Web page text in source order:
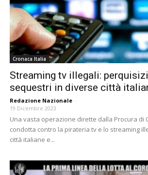
Cronaca Italia
Streaming tv illegali:
sequestri in diverse città
Redazione Nazionale -
19 Dicembre 2023
Una vasta operazione dirette dalla Procura di
condotta contro la pirateria tv e lo streaming
città italiane e...